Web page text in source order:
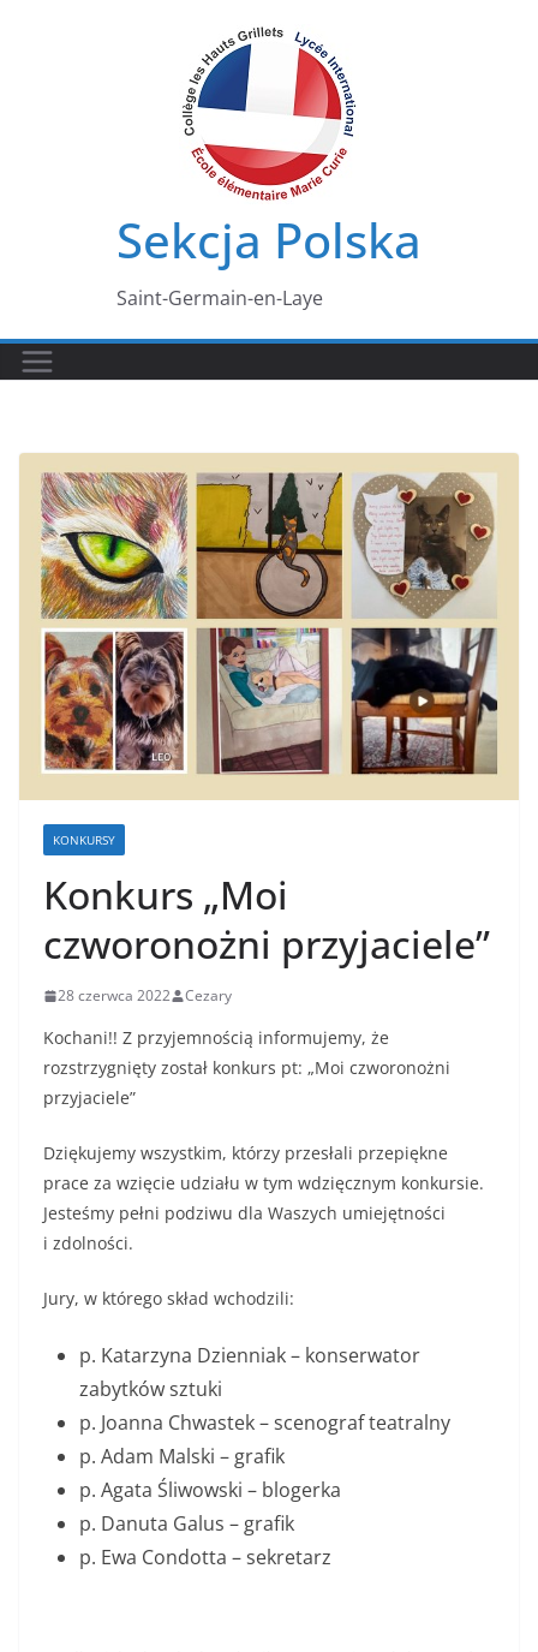
Sekcja Polska
Saint-Germain-en-Laye
KONKURSY
Konkurs „Moi
czworonożni przyjaciele”
28 czerwca 2022 Cezary
Kochani!! Z przyjemnością informujemy, że
rozstrzygnięty został konkurs pt: „Moi czworonożni
przyjaciele”
Dziękujemy wszystkim, którzy przesłali przepiękne
prace za wzięcie udziału w tym wdzięcznym konkursie.
Jesteśmy pełni podziwu dla Waszych umiejętności
i zdolności.
Jury, w którego skład wchodzili:
p. Katarzyna Dzienniak – konserwator
zabytków sztuki
p. Joanna Chwastek – scenograf teatralny
p. Adam Malski – grafik
p. Agata Śliwowski – blogerka
p. Danuta Galus – grafik
p. Ewa Condotta – sekretarz